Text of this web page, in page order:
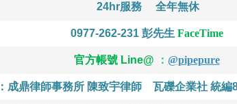
24hr服務 全年無休
0977-262-231 彭先生 FaceTime
官方帳號 Line@ ： @pipepure
成鼎律師事務所 陳致宇律師 瓦礫企業社 統編